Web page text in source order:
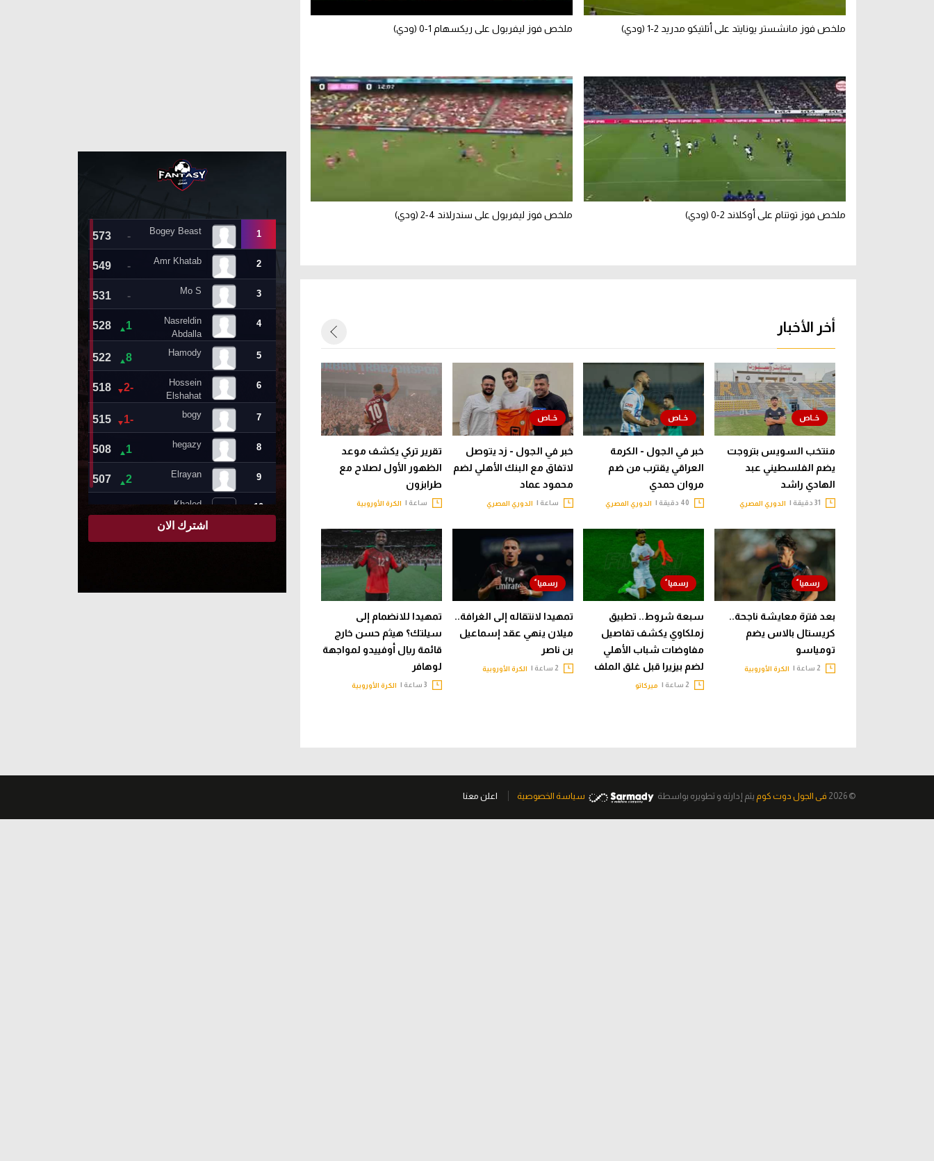
ملخص فوز مانشستر يونايتد على أتلتيكو مدريد 2-1 (ودي) ملخص فوز ليفربول على ريكسهام 1-0 (ودي)
ملخص فوز توتنام على أوكلاند 2-0 (ودي) ملخص فوز ليفربول على سندرلاند 4-2 (ودي)
أخر الأخبار
منتخب السويس بتروجت
يضم الفلسطيني عبد
الهادي راشد
الدوري المصري
خبر في الجول - الكرمة
العراقي يقترب من ضم
مروان حمدي
الدوري المصري
خبر في الجول - زد يتوصل
لاتفاق مع البنك الأهلي لضم
محمود عماد
ساعة | الدوري المصري
تقرير تركي يكشف موعد
الظهور الأول لصلاح مع
طرابزون
ساعة | الكرة الأوروبية
بعد فترة معايشة ناجحة..
كريستال بالاس يضم
تومياسو
الكرة الأوروبية
سبعة شروط.. تطبيق
زملكاوي يكشف تفاصيل
مفاوضات شباب الأهلي
لضم بيزيرا قبل غلق الملف
ميركاتو
تمهيدا لانتقاله إلى الغرافة..
ميلان ينهي عقد إسماعيل
بن ناصر
الكرة الأوروبية
تمهيدا للانضمام إلى
سيلتك؟ هيثم حسن خارج
قائمة ريال أوفييدو لمواجهة
لوهافر
الكرة الأوروبية
© 2026 فى الجول دوت كوم يتم إدارته و تطويره بواسطة سياسة الخصوصية اعلن معنا